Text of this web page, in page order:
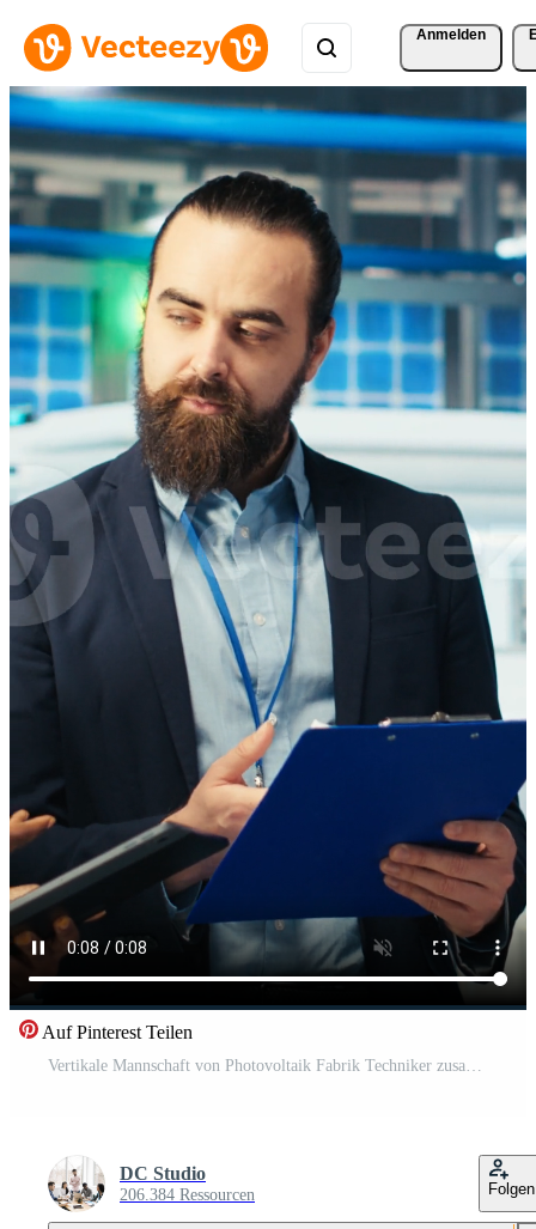
Anmelden
Auf Pinterest Teilen
DC Studio
206.384 Ressourcen Folgen